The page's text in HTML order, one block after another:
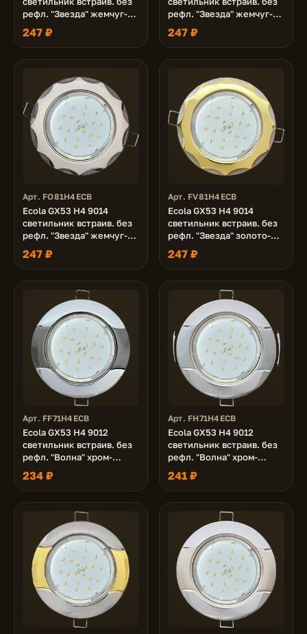
рефл. "Звезда" жемчуг-
серебро 38x116 (к+)
247 ₽
рефл. "Звезда" жемчуг-
хром 38x116 (к+)
247 ₽
Арт. FO81H4ECB
Ecola GX53 H4 9014
светильник встраив. без
рефл. "Звезда" жемчуг-
черный хром 38x116 (к+)
247 ₽
Арт. FV81H4ECB
Ecola GX53 H4 9014
светильник встраив. без
рефл. "Звезда" золото-
жемчуг 38x116 (к+)
247 ₽
Арт. FF71H4ECB
Ecola GX53 H4 9012
светильник встраив. без
рефл. "Волна" хром-
черный хром 38x116 (к+)
234 ₽
Арт. FH71H4ECB
Ecola GX53 H4 9012
светильник встраив. без
рефл. "Волна" хром-
серебро 38x116 (к+)
241 ₽